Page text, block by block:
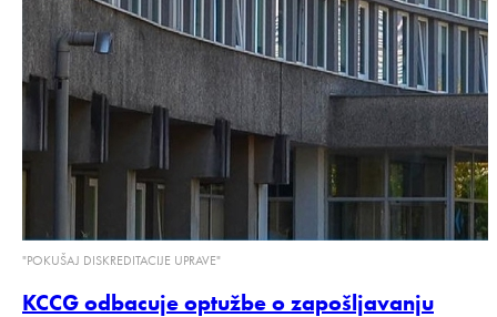
"POKUŠAJ DISKREDITACIJE UPRAVE"
KCCG odbacuje optužbe o zapošljavanju